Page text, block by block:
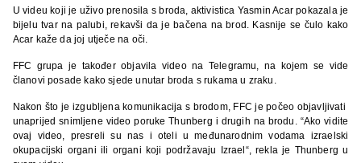
U videu koji je uživo prenosila s broda, aktivistica Yasmin Acar pokazala je
bijelu tvar na palubi, rekavši da je bačena na brod. Kasnije se čulo kako
Acar kaže da joj utječe na oči.
FFC grupa je također objavila video na Telegramu, na kojem se vide
članovi posade kako sjede unutar broda s rukama u zraku.
Nakon što je izgubljena komunikacija s brodom, FFC je počeo objavljivati ​​
unaprijed snimljene video poruke Thunberg i drugih na brodu. “Ako vidite
ovaj video, presreli su nas i oteli u međunarodnim vodama izraelski
okupacijski organi ili organi koji podržavaju Izrael“, rekla je Thunberg u